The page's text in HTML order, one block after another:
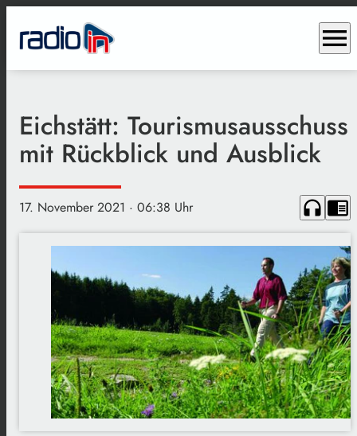
menu
Eichstätt: Tourismusausschuss
mit Rückblick und Ausblick
17. November 2021 · 06:38 Uhr headphones chrome_reader_mode